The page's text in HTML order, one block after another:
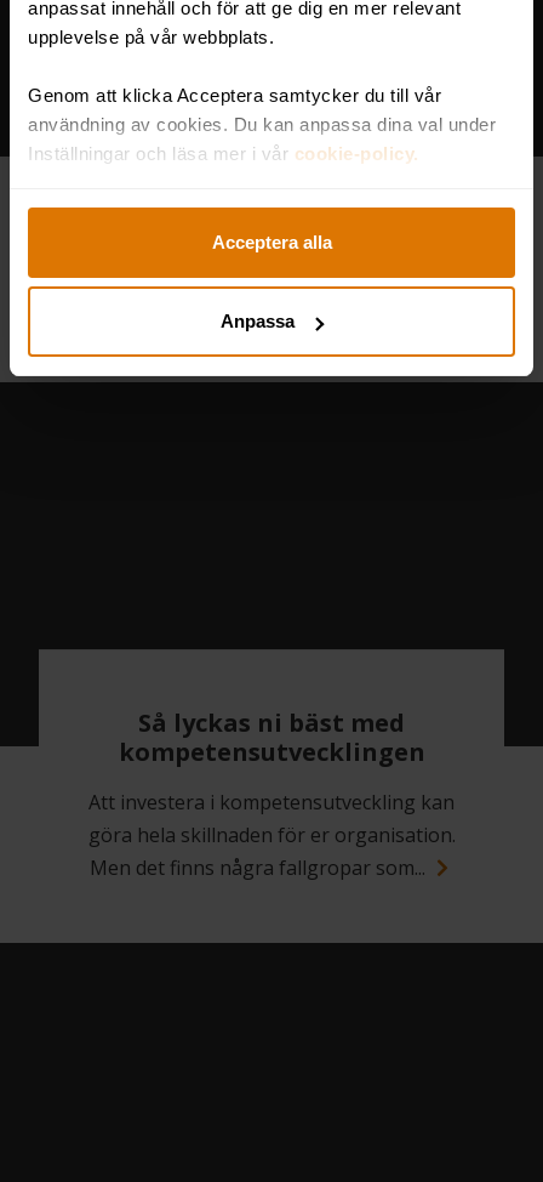
anpassat innehåll och för att ge dig en mer relevant
upplevelse på vår webbplats.
Genom att klicka Acceptera samtycker du till vår
användning av cookies. Du kan anpassa dina val under
Inställningar och läsa mer i vår cookie-policy.
Acceptera alla
Anpassa
Så blir du en bättre säljare
med the Challenger Sales
Hur blir man en bra säljare? Vi
förespråkar alltid träning, viljan och
Så lyckas ni bäst med
kompetensutvecklingen
Att investera i kompetensutveckling kan
göra hela skillnaden för er organisation.
Men det finns några fallgropar som...